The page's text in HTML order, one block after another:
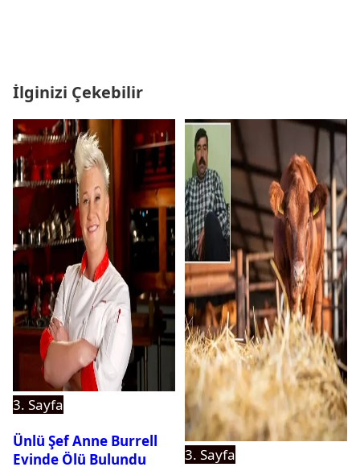
İlginizi Çekebilir
3. Sayfa
Ünlü Şef Anne Burrell
Evinde Ölü Bulundu
3. Sayfa